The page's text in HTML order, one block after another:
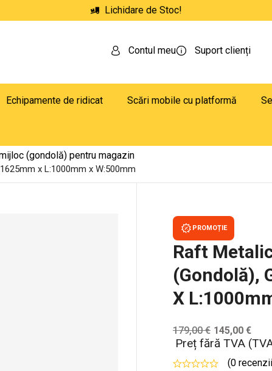
Lichidare de Stoc!
Contul meu Suport clienți
Echipamente de ridicat Scări mobile cu platformă
(gondolă) pentru magazin
x L:1000mm x W:500mm
PROMOȚIE
Raft
(gondolă),
X
179,00€ 145,00 €
Preț fără TVA
(0